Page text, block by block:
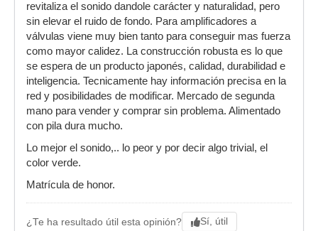
revitaliza el sonido dandole carácter y naturalidad, pero
sin elevar el ruido de fondo. Para amplificadores a
válvulas viene muy bien tanto para conseguir mas fuerza
como mayor calidez. La construcción robusta es lo que
se espera de un producto japonés, calidad, durabilidad e
inteligencia. Tecnicamente hay información precisa en la
red y posibilidades de modificar. Mercado de segunda
mano para vender y comprar sin problema. Alimentado
con pila dura mucho.
Lo mejor el sonido,.. lo peor y por decir algo trivial, el
color verde.
Matrícula de honor.
¿Te ha resultado útil esta opinión? Sí, útil